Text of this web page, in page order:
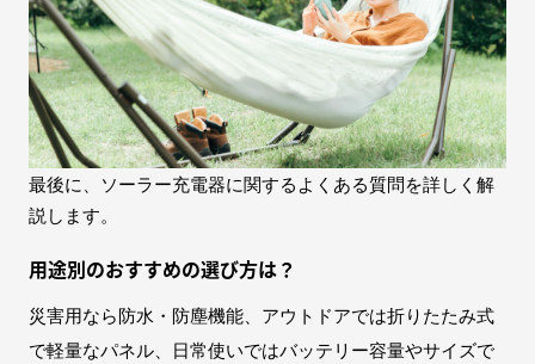
最後に、ソーラー充電器に関するよくある質問を詳しく解
説します。
用途別のおすすめの選び方は？
災害用なら防水・防塵機能、アウトドアでは折りたたみ式
で軽量なパネル、日常使いではバッテリー容量やサイズで